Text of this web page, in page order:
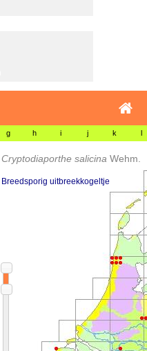
g h i j k l
Cryptodiaporthe salicina Wehm.
Breedsporig uitbreekkogeltje